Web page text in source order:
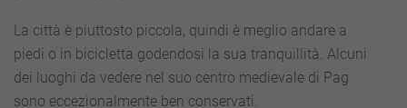
La città è piuttosto piccola, quindi è meglio andare a
piedi o in bicicletta godendosi la sua tranquillità. Alcuni
dei luoghi da vedere nel suo centro medievale di Pag
sono eccezionalmente ben conservati.